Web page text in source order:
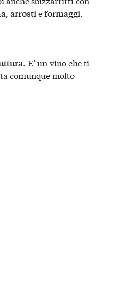
,arrostieformaggi.
. E’ un vino che ti
comunque molto